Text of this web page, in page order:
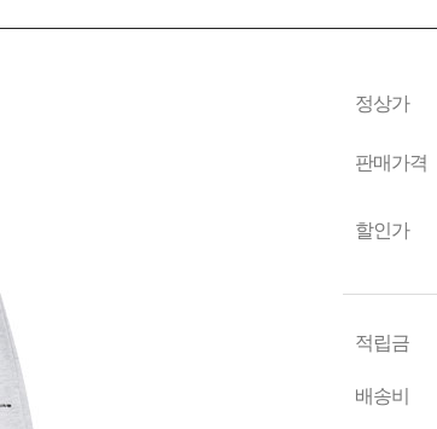
정상가
판매가격
할인가
적립금
배송비